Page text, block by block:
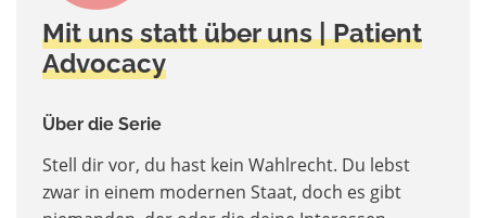
Mit uns statt über uns | Patient
Advocacy
Über die Serie
Stell dir vor, du hast kein Wahlrecht. Du lebst
zwar in einem modernen Staat, doch es gibt